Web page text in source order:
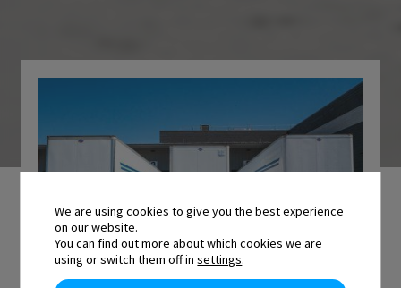
We are using cookies to give you the best experience
on our website.
You can find out more about which cookies we are
using or switch them off insettings.